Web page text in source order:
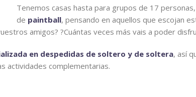
Tenemos casas hasta para grupos de 17
de paintball, pensando en aquellos que escojan
amigos? ?Cuántas veces más vais a poder
en despedidas de soltero y de soltera, así
actividades complementarias.